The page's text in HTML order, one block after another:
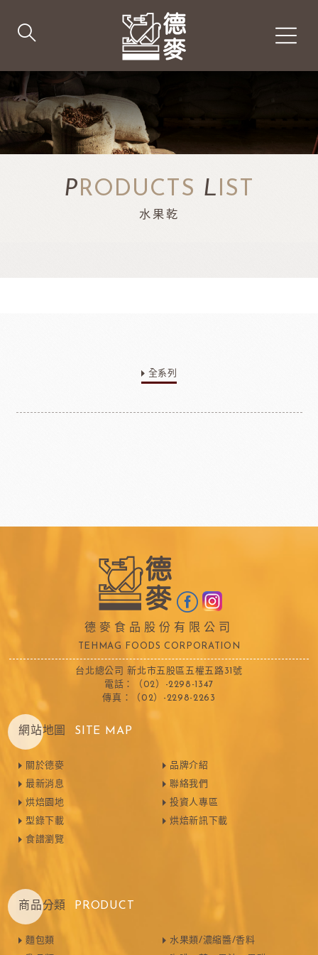
PRODUCTS LIST
水果乾
全系列
德麥食品股份有限公司
TEHMAG FOODS CORPORATION
台北總公司 新北市五股區五權五路31號
電話：（02）-2298-1347
傳真：（02）-2298-2263
網站地圖 SITE MAP
關於德麥
最新消息
烘焙園地
型錄下載
食譜瀏覽
品牌介紹
聯絡我們
投資人專區
烘焙新訊下載
商品分類 PRODUCT
麵包類
水果類/濃縮醬/香料